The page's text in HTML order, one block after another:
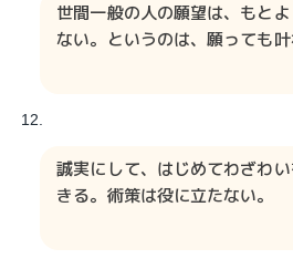
世間一般の人の願望は、もと
ない。というのは、願っても叶
誠実にして、はじめてわざわ
きる。術策は役に立たない。